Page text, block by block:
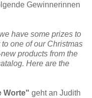
Gewinnerinnen
have some prizes to
one of our Christmas
products from the
Here are the
Worte" geht an Judith